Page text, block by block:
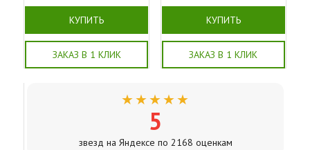
КУПИТЬ
ЗАКАЗ В 1 КЛИК
КУПИТЬ
ЗАКАЗ В 1 КЛИК
★★★★★
5
звезд на Яндексе по 2168 оценкам